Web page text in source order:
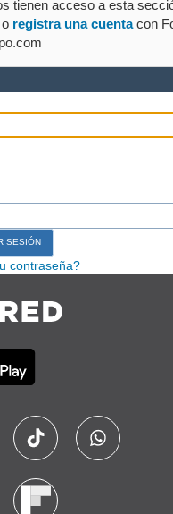
tienen acceso a esta
registra una cuentacon
contraseña?